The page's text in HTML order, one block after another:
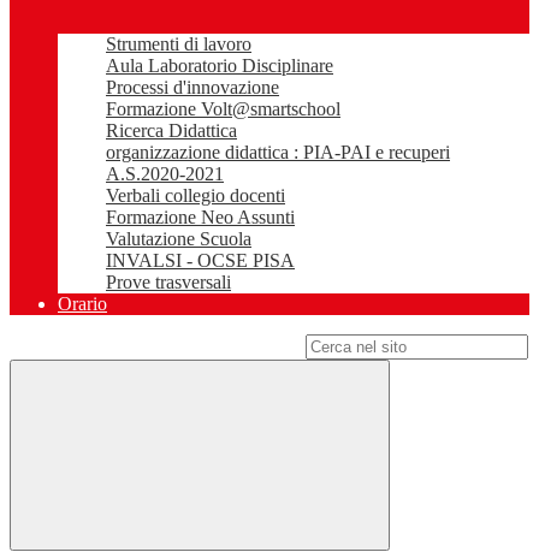
Strumenti di lavoro
Aula Laboratorio Disciplinare
Processi d'innovazione
Formazione Volt@smartschool
Ricerca Didattica
organizzazione didattica : PIA-PAI e recuperi
A.S.2020-2021
Verbali collegio docenti
Formazione Neo Assunti
Valutazione Scuola
INVALSI - OCSE PISA
Prove trasversali
Orario